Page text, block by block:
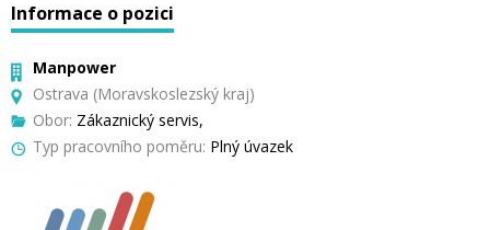
Informace o pozici
Manpower
Ostrava (Moravskoslezský kraj)
Obor: Zákaznický servis,
Typ pracovního poměru: Plný úvazek